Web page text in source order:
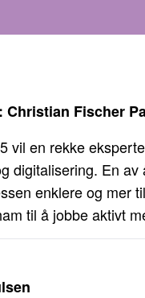
Fischer
vil en rekke
digitalisering. En
enklere og mer
til å jobbe aktivt